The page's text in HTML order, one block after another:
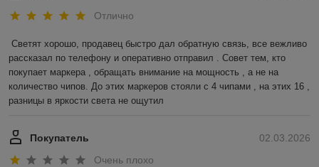
Отлично
Светят хорошо, продавец быстро дал обратную связь, все вежливо
рассказал по телефону и оперативно отправил . Совет тем, кто
покупает маркера , обращать внимание на мощность , а не на
количество чипов. До этих маркеров стояли с 4 чипами , на этих 16 ,
разницы в яркости света не ощутил
02.03.2026
Покупатель
Очень плохо